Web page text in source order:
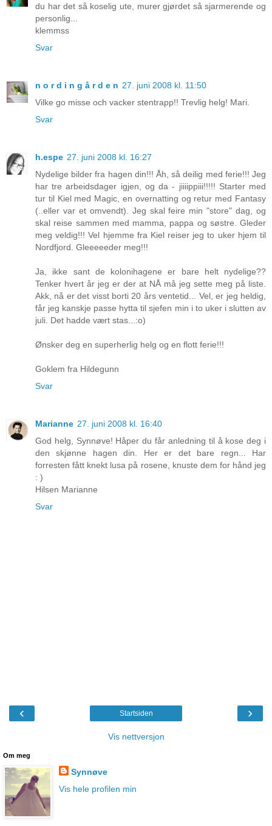
du har det så koselig ute, murer gjørdet så sjarmerende og
personlig...
klemmss
Svar
n o r d i n g å r d e n 27. juni 2008 kl. 11:50
Vilke go misse och vacker stentrapp!! Trevlig helg! Mari.
Svar
h.espe 27. juni 2008 kl. 16:27
Nydelige bilder fra hagen din!!! Åh, så deilig med ferie!!! Jeg
har tre arbeidsdager igjen, og da - jiiiippiii!!!!! Starter med
tur til Kiel med Magic, en overnatting og retur med Fantasy
(..eller var et omvendt). Jeg skal feire min "store" dag, og
skal reise sammen med mamma, pappa og søstre. Gleder
meg veldig!!! Vel hjemme fra Kiel reiser jeg to uker hjem til
Nordfjord. Gleeeeeder meg!!!
Ja, ikke sant de kolonihagene er bare helt nydelige??
Tenker hvert år jeg er der at NÅ må jeg sette meg på liste.
Akk, nå er det visst borti 20 års ventetid... Vel, er jeg heldig,
får jeg kanskje passe hytta til sjefen min i to uker i slutten av
juli. Det hadde vært stas...:o)
Ønsker deg en superherlig helg og en flott ferie!!!
Goklem fra Hildegunn
Svar
Marianne 27. juni 2008 kl. 16:40
God helg, Synnøve! Håper du får anledning til å kose deg i
den skjønne hagen din. Her er det bare regn... Har
forresten fått knekt lusa på rosene, knuste dem for hånd jeg
: )
Hilsen Marianne
Svar
‹ ›
Startsiden
Vis nettversjon
Om meg
Synnøve
Vis hele profilen min